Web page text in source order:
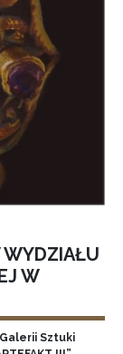
WYDZIAŁU
W
Sztuki